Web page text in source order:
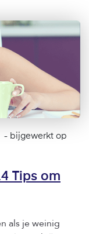
- bijgewerkt op
Tips om
als je weinig